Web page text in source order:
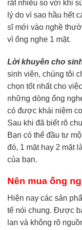
rất nhiều so với khi
lý do vì sao hầu hết
sĩ mới vào nghề
vì ống nghe 1 mặt.
Lời khuyên cho
sinh viên, chúng tôi
chọn tốt nhất cho
những dòng ống
có được khái niệm
Sau khi đã biết rõ
Bạn có thể đầu tư
đó, 1 mặt hay 2 mặt
của bạn.
Nên mua ống
Hiện nay các sản
tế nói chung. Được
lan và không rõ